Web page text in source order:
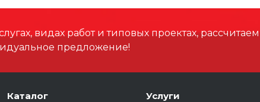
Материал
видах работ и типовых проектах, рассчитаем
предложение!
Каталог Услуги